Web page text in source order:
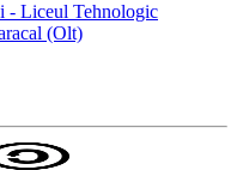
- Liceul Tehnologic
(Olt)